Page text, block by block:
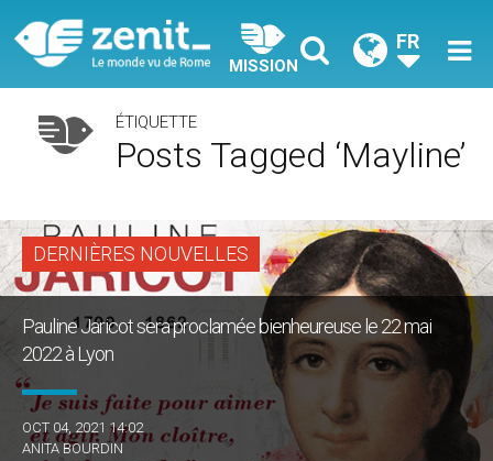
MISSION
FR
ÉTIQUETTE
Posts Tagged ‘Mayline’
DERNIÈRES NOUVELLES
Pauline Jaricot sera proclamée bienheureuse le 22 mai
2022 à Lyon
OCT 04, 2021 14:02
ANITA BOURDIN